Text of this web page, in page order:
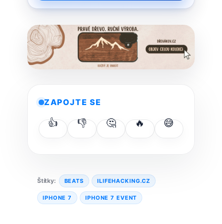
ZAPOJTE SE
👍 👎 🤔 🔥 😅
Štítky: BEATS ILIFEHACKING.CZ
IPHONE 7 IPHONE 7 EVENT